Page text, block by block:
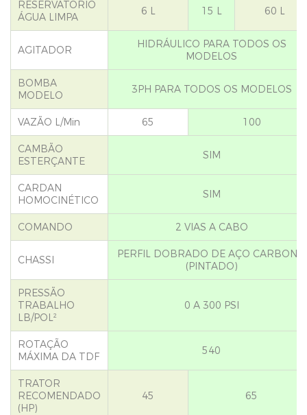
RESERVATÓRIO
ÁGUA LIMPA
6 L 15 L 60 L
AGITADOR
HIDRÁULICO PARA TODOS OS
MODELOS
BOMBA
MODELO
3PH PARA TODOS OS MODELOS
VAZÃO L/Min 65 100
CAMBÃO
ESTERÇANTE
SIM
CARDAN
HOMOCINÉTICO
SIM
COMANDO 2 VIAS A CABO
CHASSI
PERFIL DOBRADO DE AÇO CARBONO
(PINTADO)
PRESSÃO
TRABALHO
LB/POL²
0 A 300 PSI
ROTAÇÃO
MÁXIMA DA TDF
540
TRATOR
RECOMENDADO
(HP)
45 65